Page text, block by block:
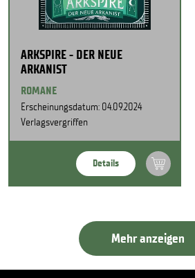
ARKSPIRE - DER NEUE
ARKANIST
ROMANE
Erscheinungsdatum: 04.09.2024
Verlagsvergriffen
Details
Mehr anzeigen